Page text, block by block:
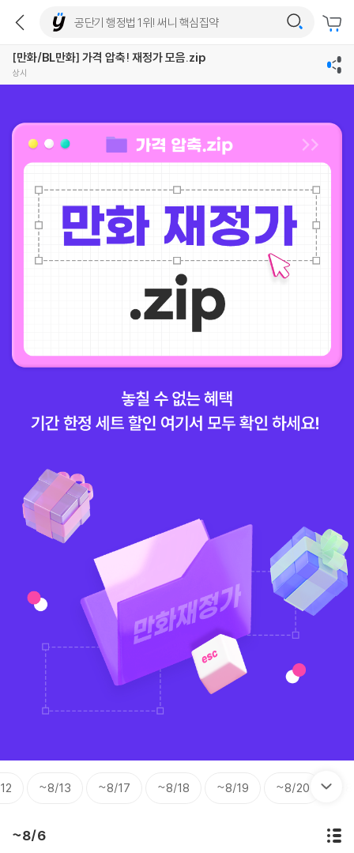
[만화/BL만화] 가격 압축! 재정가 모음.zip
상시
~8/13 ~8/17 ~8/18 ~8/19 ~8/20
~8/6